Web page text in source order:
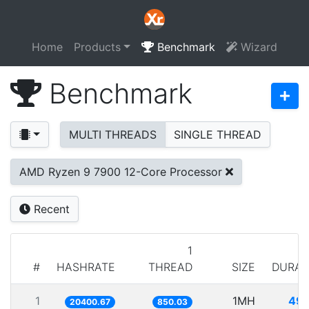
Home Products Benchmark Wizard
Benchmark
MULTI THREADS SINGLE THREAD
AMD Ryzen 9 7900 12-Core Processor
Recent
# HASHRATE
1
THREAD
SIZE
1 20400.67 850.03 1MH